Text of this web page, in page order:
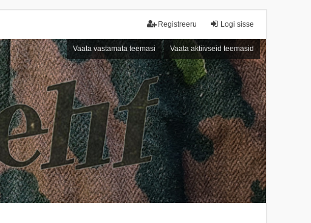
Logi sisse
Registreeru
Vaata vastamata teemasi Vaata aktiivseid teemasid